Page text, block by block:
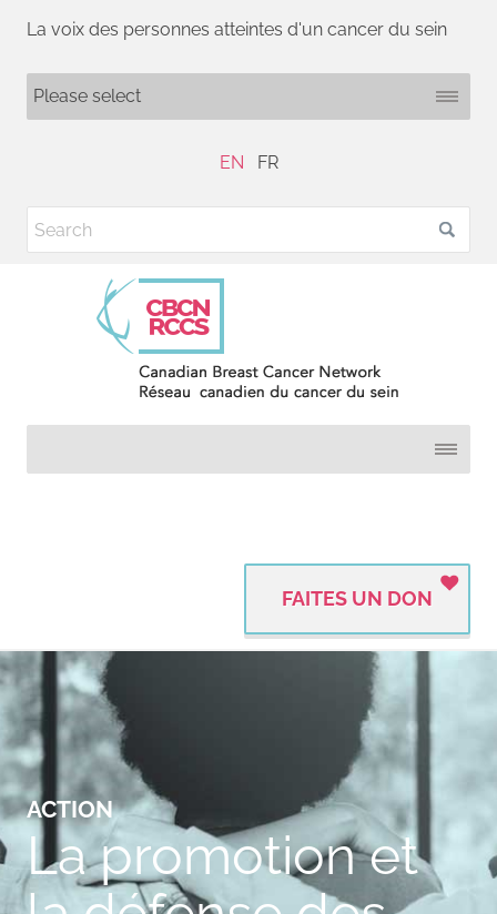
La voix des personnes atteintes d'un cancer du sein
EN FR
FAITES UN DON
ACTION
La promotion et